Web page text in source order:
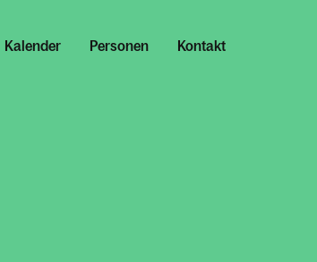
Kalender Personen Kontakt